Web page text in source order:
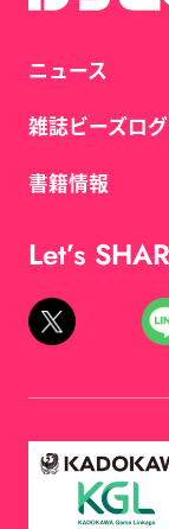
ニュース
雑誌ビーズログ
書籍情報
Let’s